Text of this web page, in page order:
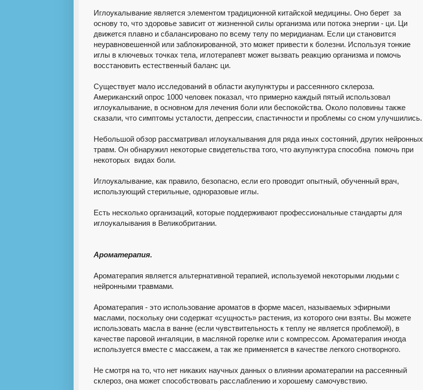
Иглоукалывание является элементом традиционной китайской медицины. Оно берет за
основу то, что здоровье зависит от жизненной силы организма или потока энергии - ци. Ци
движется плавно и сбалансировано по всему телу по меридианам. Если ци становится
неуравновешенной или заблокированной, это может привести к болезни. Используя тонкие
иглы в ключевых точках тела, иглотерапевт может вызвать реакцию организма и помочь
восстановить естественный баланс ци.
Существует мало исследований в области акупунктуры и рассеянного склероза.
Американский опрос 1000 человек показал, что примерно каждый пятый использовал
иглоукалывание, в основном для лечения боли или беспокойства. Около половины также
сказали, что симптомы усталости, депрессии, спастичности и проблемы со сном улучшились.
Небольшой обзор рассматривал иглоукалывания для ряда иных состояний, других нейронных
травм. Он обнаружил некоторые свидетельства того, что акупунктура способна помочь при
некоторых видах боли.
Иглоукалывание, как правило, безопасно, если его проводит опытный, обученный врач,
использующий стерильные, одноразовые иглы.
Есть несколько организаций, которые поддерживают профессиональные стандарты для
иглоукалывания в Великобритании.
Ароматерапия.
Ароматерапия является альтернативной терапией, используемой некоторыми людьми с
нейронными травмами.
Ароматерапия - это использование ароматов в форме масел, называемых эфирными
маслами, поскольку они содержат «сущность» растения, из которого они взяты. Вы можете
использовать масла в ванне (если чувствительность к теплу не является проблемой), в
качестве паровой ингаляции, в масляной горелке или с компрессом. Ароматерапия иногда
используется вместе с массажем, а так же применяется в качестве легкого снотворного.
Не смотря на то, что нет никаких научных данных о влиянии ароматерапии на рассеянный
склероз, она может способствовать расслаблению и хорошему самочувствию.